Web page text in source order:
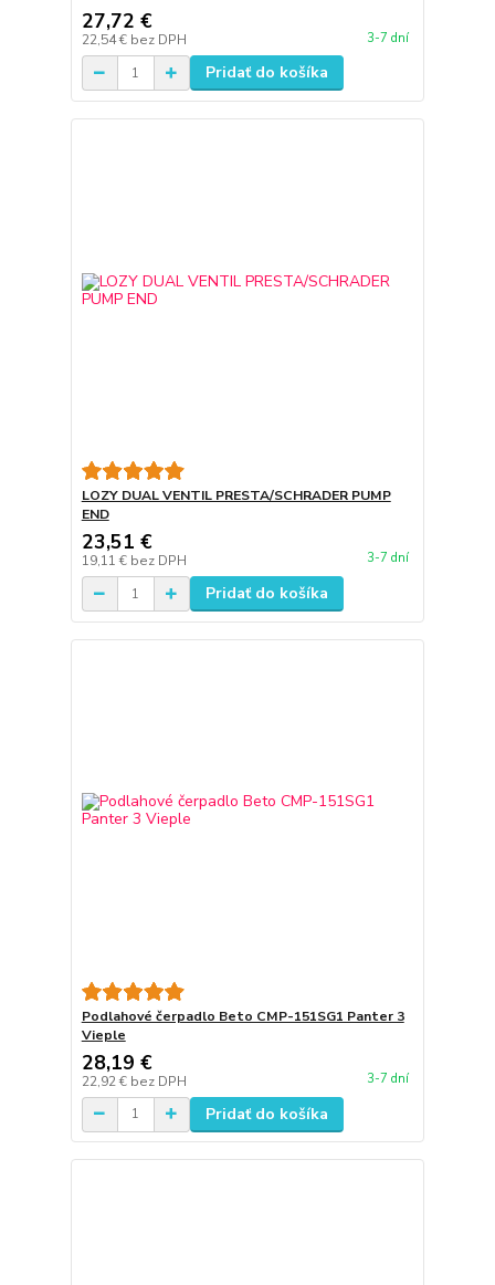
27,72 €
22,54 € bez DPH 3-7 dní
Pridať do košíka
LOZY DUAL VENTIL PRESTA/SCHRADER PUMP
END
23,51 €
19,11 € bez DPH 3-7 dní
Pridať do košíka
Podlahové čerpadlo Beto CMP-151SG1 Panter 3
Vieple
28,19 €
22,92 € bez DPH 3-7 dní
Pridať do košíka